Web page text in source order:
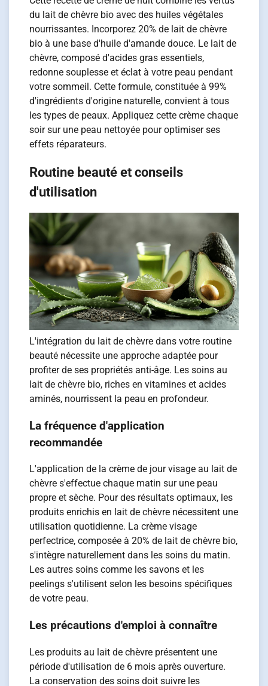
du lait de chèvre bio avec des huiles végétales
nourrissantes. Incorporez 20% de lait de chèvre
bio à une base d'huile d'amande douce. Le lait de
chèvre, composé d'acides gras essentiels,
redonne souplesse et éclat à votre peau pendant
votre sommeil. Cette formule, constituée à 99%
d'ingrédients d'origine naturelle, convient à tous
les types de peaux. Appliquez cette crème chaque
soir sur une peau nettoyée pour optimiser ses
effets réparateurs.
Routine beauté et conseils
d'utilisation
L'intégration du lait de chèvre dans votre routine
beauté nécessite une approche adaptée pour
profiter de ses propriétés anti-âge. Les soins au
lait de chèvre bio, riches en vitamines et acides
aminés, nourrissent la peau en profondeur.
La fréquence d'application
recommandée
L'application de la crème de jour visage au lait de
chèvre s'effectue chaque matin sur une peau
propre et sèche. Pour des résultats optimaux, les
produits enrichis en lait de chèvre nécessitent une
utilisation quotidienne. La crème visage
perfectrice, composée à 20% de lait de chèvre bio,
s'intègre naturellement dans les soins du matin.
Les autres soins comme les savons et les
peelings s'utilisent selon les besoins spécifiques
de votre peau.
Les précautions d'emploi à connaître
Les produits au lait de chèvre présentent une
période d'utilisation de 6 mois après ouverture.
La conservation des soins doit suivre les